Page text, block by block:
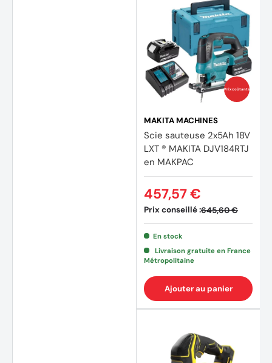
Prix coûtants
MAKITA MACHINES
Scie sauteuse 2x5Ah 18V
LXT ® MAKITA DJV184RTJ
en MAKPAC
Prix conseillé :645,60 €
457,57 €
En stock
Livraison gratuite en France
Métropolitaine
Ajouter au panier